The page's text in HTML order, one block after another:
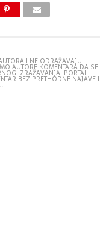
I NE ODRAŽAVAJU
AUTORE KOMENTARA DA SE
IZRAŽAVANJA. PORTAL
BEZ PRETHODNE NAJAVE I